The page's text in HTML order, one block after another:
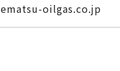
oilgas.co.jp